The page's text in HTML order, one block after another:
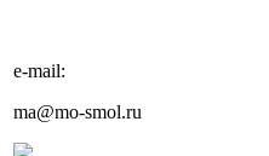
e-mail:
ma@mo-smol.ru